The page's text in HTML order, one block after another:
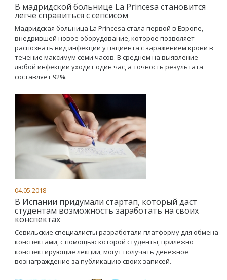
В мадридской больнице La Princesa становится
легче справиться с сепсисом
Мадридская больница La Princesa стала первой в Европе,
внедрившей новое оборудование, которое позволяет
распознать вид инфекции у пациента с заражением крови в
течение максимум семи часов. В среднем на выявление
любой инфекции уходит один час, а точность результата
составляет 92%.
04.05.2018
В Испании придумали стартап, который даст
студентам возможность заработать на своих
конспектах
Севильские специалисты разработали платформу для обмена
конспектами, с помощью которой студенты, прилежно
конспектирующие лекции, могут получать денежное
вознаграждение за публикацию своих записей.